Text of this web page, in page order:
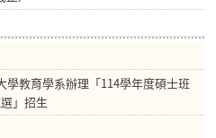
學教育學系辦理「114學年度碩士班
」招生